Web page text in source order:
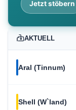
Jetzt stöbern
AKTUELL
Aral (Tinnum)
Shell (W`land)